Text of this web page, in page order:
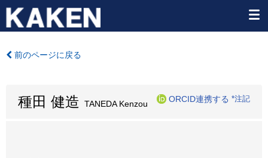
前のページに戻る
種田 健造 TANEDA Kenzou
ORCID連携する *注記